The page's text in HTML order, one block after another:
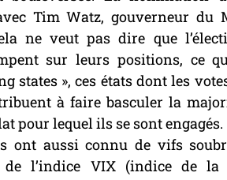
Tim Watz, gouverneur du
ne veut pas dire que
sur leurs positions, ce
states », ces états dont les
à faire basculer la
pour lequel ils se sont engagés.
ont aussi connu de vifs
de l’indice VIX (indice de